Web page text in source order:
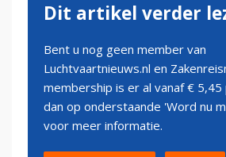
Dit artikel verder
Bent u nog geen member van
Luchtvaartnieuws.nl en
membership is er al vanaf € 5,45
dan op onderstaande 'Word nu
voor meer informatie.